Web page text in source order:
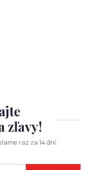
zľavy!
raz za 14 dní.